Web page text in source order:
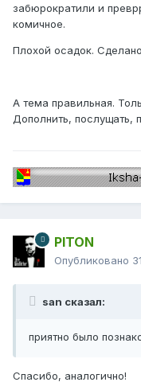
забюрократили и
комичное.
Плохой осадок.
А тема правильная.
Дополнить, послущать,
PITON
Опубликовано
san сказал:
приятно было
Спасибо, аналогично!